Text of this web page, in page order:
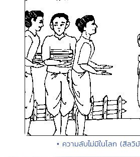
• ความลับไม่มีในโลก (สีลวิ